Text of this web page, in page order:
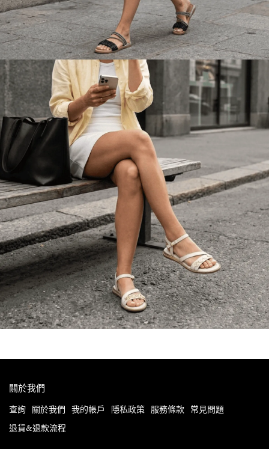
關於我們
查詢 關於我們 我的帳戶 隱私政策 服務條款
常見問題
退貨&退款流程